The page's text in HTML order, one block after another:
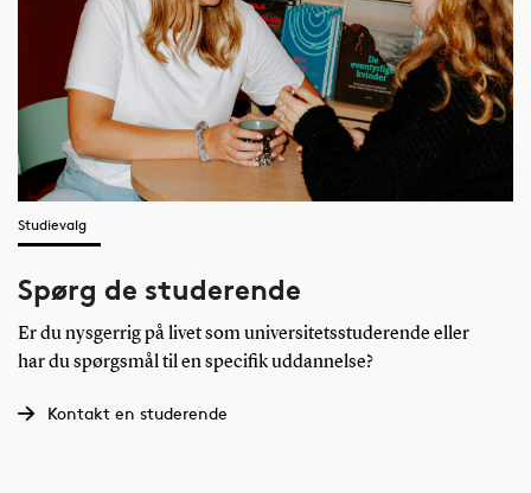
Studievalg
Spørg de studerende
Er du nysgerrig på livet som universitetsstuderende eller
har du spørgsmål til en specifik uddannelse?
Kontakt en studerende